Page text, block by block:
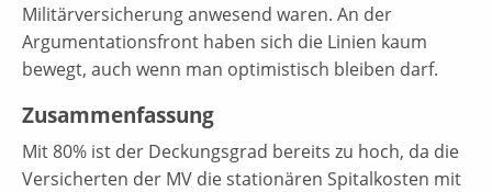
Militärversicherung anwesend waren. An der
Argumentationsfront haben sich die Linien kaum
bewegt, auch wenn man optimistisch bleiben darf.
Zusammenfassung
Mit 80% ist der Deckungsgrad bereits zu hoch, da die
Versicherten der MV die stationären Spitalkosten mit